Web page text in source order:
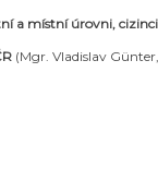
a místní úrovni,
(Mgr. Vladislav Günter,